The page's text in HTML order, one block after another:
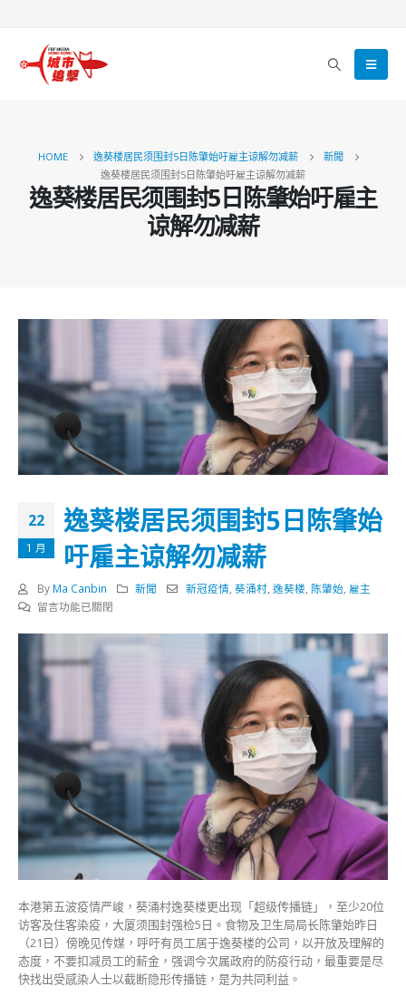
HOME 逸葵楼居民须围封5日陈肇始吁雇主谅解勿减薪
新聞
逸葵楼居民须围封5日陈肇始吁雇主谅解勿减薪
逸葵楼居民须围封5日陈肇始吁雇主
谅解勿减薪
22
1 月
逸葵楼居民须围封5日陈肇始
吁雇主谅解勿减薪
By Ma Canbin 新聞 新冠疫情,葵涌村,逸葵楼, 陈肇始, 雇主
在
楼
居
围
封
5
日
陈
肇
始
吁
雇
谅
解
勿
减
薪〉
留言功能已關閉
本港第五波疫情严峻，葵涌村逸葵楼更出现「超级传播链」，至少20位
访客及住客染疫，大厦须围封强检5日。食物及卫生局局长陈肇始昨日
（21日）傍晚见传媒，呼吁有员工居于逸葵楼的公司，以开放及理解的
态度，不要扣减员工的薪金，强调今次属政府的防疫行动，最重要是尽
快找出受感染人士以截断隐形传播链，是为共同利益。